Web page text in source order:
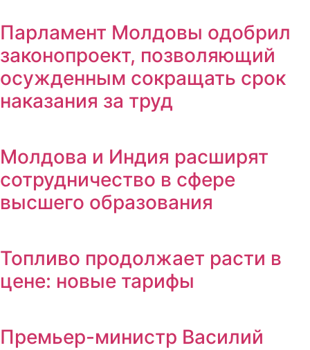
Парламент Молдовы одобрил
законопроект, позволяющий
осужденным сокращать срок
наказания за труд
Молдова и Индия расширят
сотрудничество в сфере
высшего образования
Топливо продолжает расти в
цене: новые тарифы
Премьер-министр Василий